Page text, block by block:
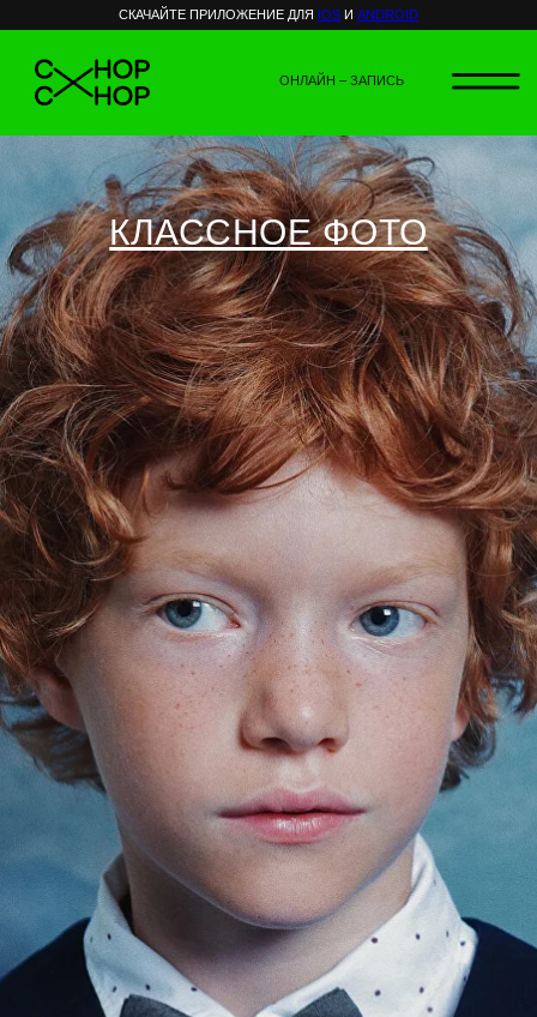
СКАЧАЙТЕ ПРИЛОЖЕНИЕ ДЛЯIOSИANDROID
КЛАССНОЕ ФОТО